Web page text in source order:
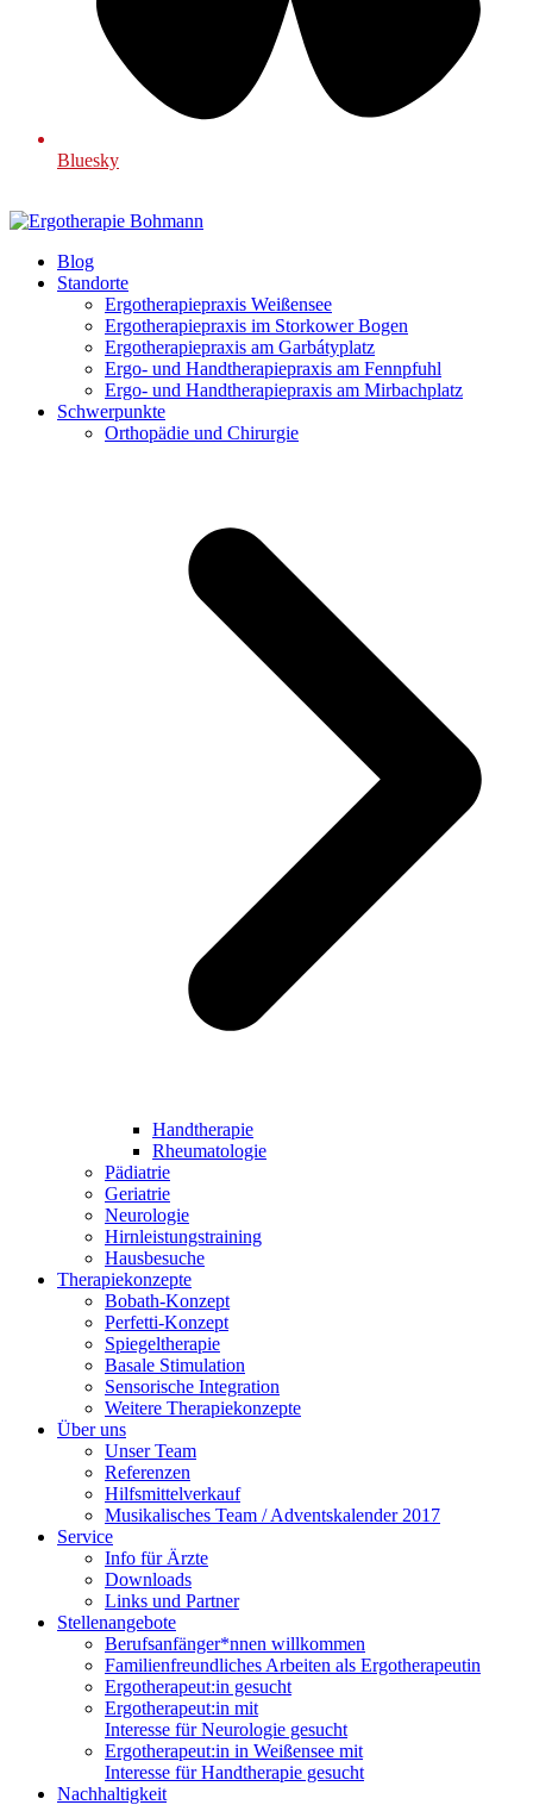
Bluesky
Blog
Standorte
Ergotherapiepraxis Weißensee
Ergotherapiepraxis im Storkower Bogen
Ergotherapiepraxis am Garbátyplatz
Ergo- und Handtherapiepraxis am Fennpfuhl
Ergo- und Handtherapiepraxis am Mirbachplatz
Schwerpunkte
Orthopädie und Chirurgie
Handtherapie
Rheumatologie
Pädiatrie
Geriatrie
Neurologie
Hirnleistungstraining
Hausbesuche
Therapiekonzepte
Bobath-Konzept
Perfetti-Konzept
Spiegeltherapie
Basale Stimulation
Sensorische Integration
Weitere Therapiekonzepte
Über uns
Unser Team
Referenzen
Hilfsmittelverkauf
Musikalisches Team / Adventskalender 2017
Service
Info für Ärzte
Downloads
Links und Partner
Stellenangebote
Berufsanfänger*nnen willkommen
Familienfreundliches Arbeiten als Ergotherapeutin
Ergotherapeut:in gesucht
Ergotherapeut:in mit
Interesse für Neurologie gesucht
Ergotherapeut:in in Weißensee mit
Interesse für Handtherapie gesucht
Nachhaltigkeit